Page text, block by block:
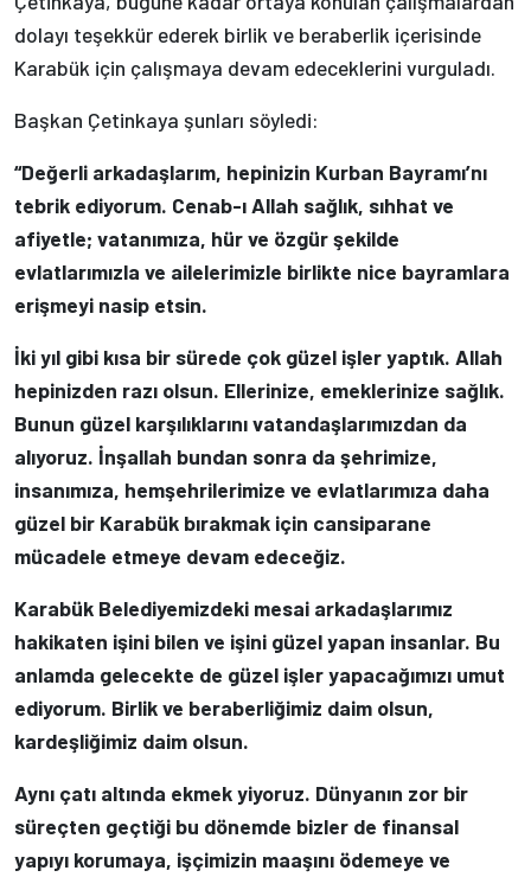
dolayı teşekkür ederek birlik ve beraberlik içerisinde
Karabük için çalışmaya devam edeceklerini vurguladı.
Başkan Çetinkaya şunları söyledi:
“Değerli arkadaşlarım, hepinizin Kurban Bayramı’nı
tebrik ediyorum. Cenab-ı Allah sağlık, sıhhat ve
afiyetle; vatanımıza, hür ve özgür şekilde
evlatlarımızla ve ailelerimizle birlikte nice bayramlara
erişmeyi nasip etsin.
İki yıl gibi kısa bir sürede çok güzel işler yaptık. Allah
hepinizden razı olsun. Ellerinize, emeklerinize sağlık.
Bunun güzel karşılıklarını vatandaşlarımızdan da
alıyoruz. İnşallah bundan sonra da şehrimize,
insanımıza, hemşehrilerimize ve evlatlarımıza daha
güzel bir Karabük bırakmak için cansiparane
mücadele etmeye devam edeceğiz.
Karabük Belediyemizdeki mesai arkadaşlarımız
hakikaten işini bilen ve işini güzel yapan insanlar. Bu
anlamda gelecekte de güzel işler yapacağımızı umut
ediyorum. Birlik ve beraberliğimiz daim olsun,
kardeşliğimiz daim olsun.
Aynı çatı altında ekmek yiyoruz. Dünyanın zor bir
süreçten geçtiği bu dönemde bizler de finansal
yapıyı korumaya, işçimizin maaşını ödemeye ve